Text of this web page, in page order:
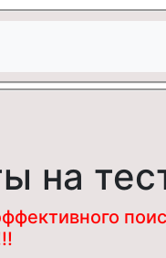
на